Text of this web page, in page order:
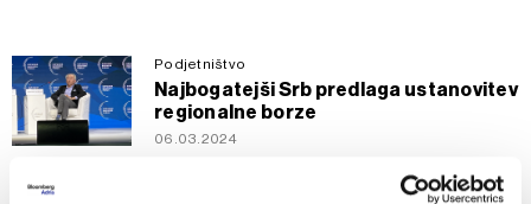
Podjetništvo
Najbogatejši Srb predlaga ustanovitev
regionalne borze
06.03.2024